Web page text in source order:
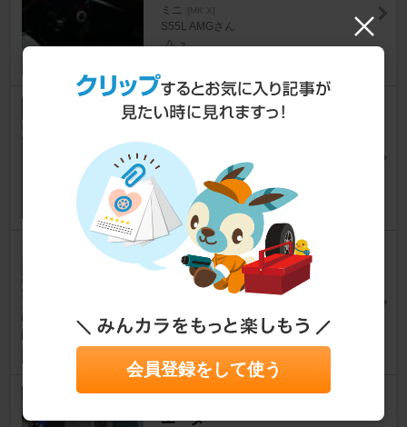
ミニ [MK X]
S55L AMGさん
7
PIONEER / carrozzeria carrozz
ミニ
xminicro-まことさん
BMCサービス 同時点火ハイス
パークＩ/Ｇコイル
ミニ太さん
17
ドックハウスDHR アルミラジ
エーター
会員登録をして使う